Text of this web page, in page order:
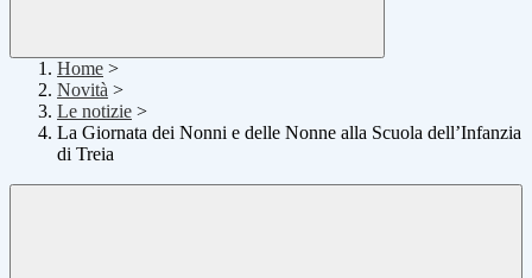
Home >
Novità >
Le notizie >
La Giornata dei Nonni e delle Nonne alla Scuola dell’Infanzia
di Treia